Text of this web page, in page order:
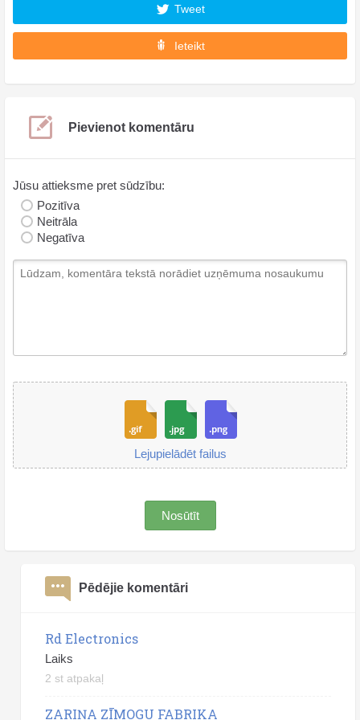
Tweet
Ieteikt
Pievienot komentāru
Jūsu attieksme pret sūdzību:
Pozitīva
Neitrāla
Negatīva
Lejupielādēt failus
Nosūtīt
Pēdējie komentāri
Rd Electronics
Laiks
2 st atpakaļ
ZARIŅA ZĪMOGU FABRIKA